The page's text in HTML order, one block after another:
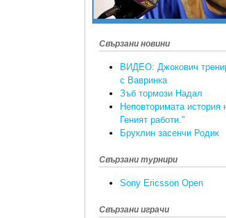
Свързани новини
ВИДЕО: Джокович
с Вавринка
Зъб тормози Надал
Неповторимата история
Геният работи."
Бруклин засенчи Родик
Свързани турнири
Sony Ericsson Open
Свързани играчи